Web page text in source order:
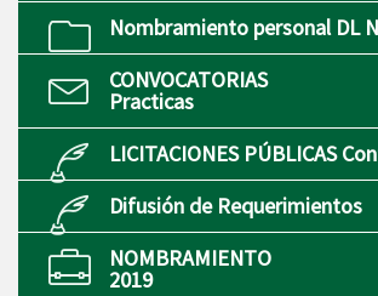
Nombramiento personal DL
CONVOCATORIAS
Practicas
LICITACIONES PÚBLICAS
Difusión de Requerimientos
NOMBRAMIENTO
2019